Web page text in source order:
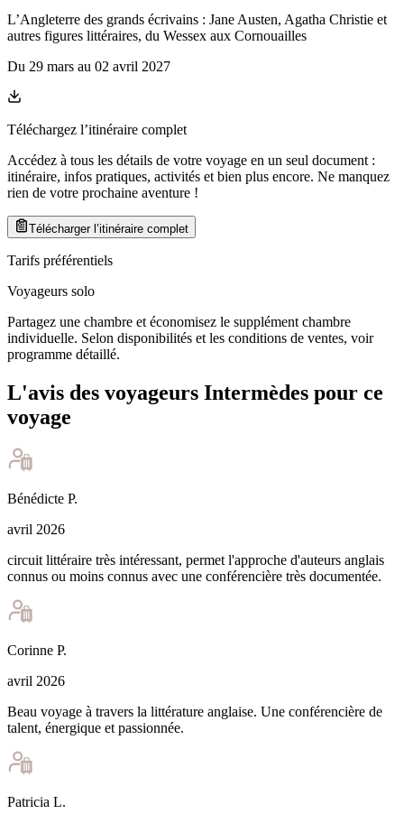
L’Angleterre des grands écrivains : Jane Austen, Agatha Christie et
autres figures littéraires, du Wessex aux Cornouailles
Du 29 mars au 02 avril 2027
Téléchargez l’itinéraire complet
Accédez à tous les détails de votre voyage en un seul document :
itinéraire, infos pratiques, activités et bien plus encore. Ne manquez
rien de votre prochaine aventure !
Télécharger l’itinéraire complet
Tarifs préférentiels
Voyageurs solo
Partagez une chambre et économisez le supplément chambre
individuelle. Selon disponibilités et les conditions de ventes, voir
programme détaillé.
L'avis des voyageurs Intermèdes pour ce
voyage
Bénédicte P.
avril 2026
circuit littéraire très intéressant, permet l'approche d'auteurs anglais
connus ou moins connus avec une conférencière très documentée.
Corinne P.
avril 2026
Beau voyage à travers la littérature anglaise. Une conférencière de
talent, énergique et passionnée.
Patricia L.